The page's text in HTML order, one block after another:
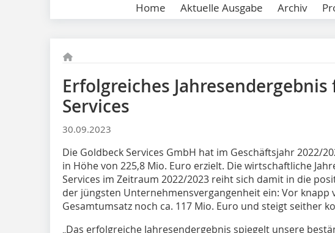
Home Aktuelle Ausgabe Archiv
Erfolgreiches
Services
30.09.2023
Die Goldbeck Services GmbH hat im Geschäftsjahr 2022/
in Höhe von 225,8 Mio. Euro erzielt. Die wirtschaftliche
Services im Zeitraum 2022/2023 reiht sich damit in die
der jüngsten Unternehmensvergangenheit ein: Vor knapp
Gesamtumsatz noch ca. 117 Mio. Euro und steigt seither
„Das erfolgreiche Jahresendergebnis spiegelt unsere